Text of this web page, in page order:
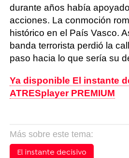
durante años había
acciones. La conmoción
histórico en el País Vasco.
banda terrorista perdió la
paso hacia lo que sería su
Ya disponible El instante
ATRESplayer PREMIUM
Más sobre este tema:
El instante decisivo